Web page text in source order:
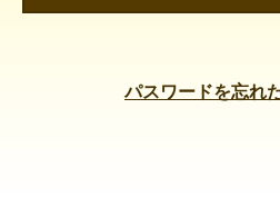
パスワードを忘れ